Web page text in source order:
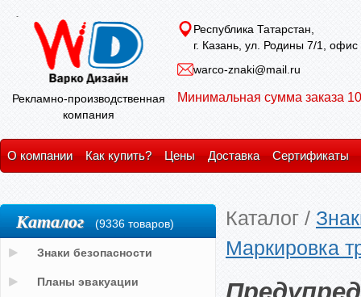
Рекламно-производственная
компания
Республика Татарстан,
г. Казань, ул. Родины 7/1, офис
warco-znaki@mail.ru
Минимальная сумма заказа
О компании Как купить? Цены Доставка Сертификаты
Каталог /
Маркировка
Каталог (9336 товаров)
Знаки безопасности
Планы эвакуации